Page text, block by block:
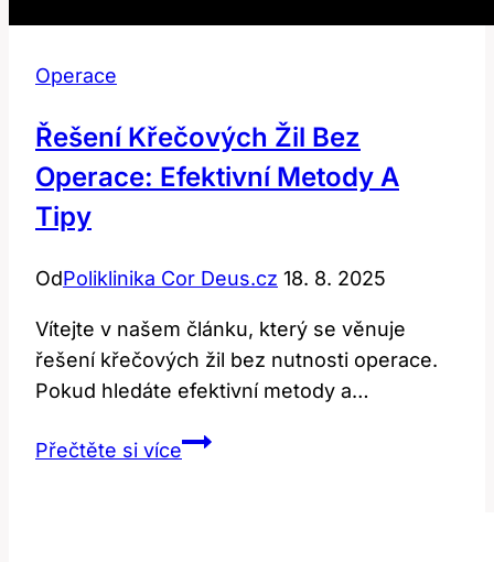
Operace
Řešení Křečových Žil Bez
Operace: Efektivní Metody A
Tipy
OdPoliklinika Cor Deus.cz 18. 8. 2025
Vítejte v našem článku, který se věnuje
řešení křečových žil bez nutnosti operace.
Pokud hledáte efektivní metody a…
Přečtěte si víceŘešení